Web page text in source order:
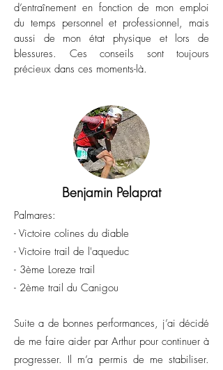
d’entraînement en fonction de mon emploi
du temps personnel et professionnel, mais
aussi de mon état physique et lors de
blessures. Ces conseils sont toujours
précieux dans ces moments-là.
Benjamin Pelaprat
Palmares:
- Victoire colines du diable
- Victoire trail de l'aqueduc
- 3ème Loreze trail
- 2ème trail du Canigou
Suite a de bonnes performances, j’ai décidé
de me faire aider par Arthur pour continuer à
progresser. Il m’a permis de me stabiliser.